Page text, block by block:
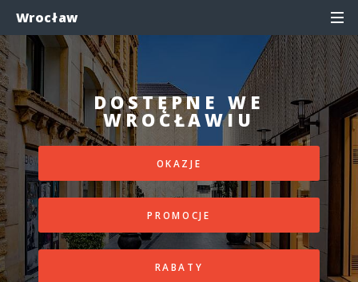
Wrocław
DOSTĘPNE WE
WROCŁAWIU
OKAZJE
PROMOCJE
RABATY